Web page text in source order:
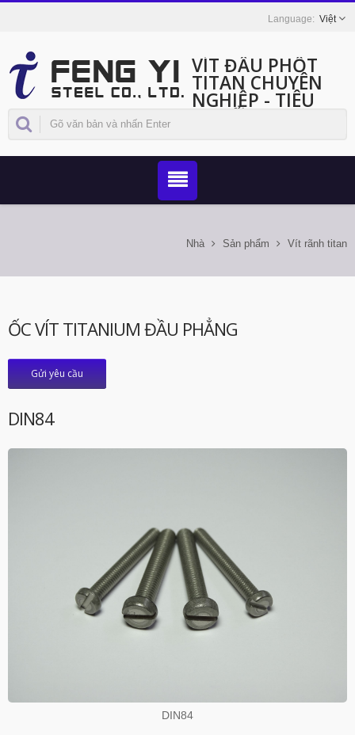
Việt
VÍT ĐẦU PHỐT
TITAN CHUYÊN
NGHIỆP - TIÊU
Nhà Sản phẩm Vít rãnh titan
ỐC VÍT TITANIUM ĐẦU PHẲNG
Gửi yêu cầu
DIN84
DIN84